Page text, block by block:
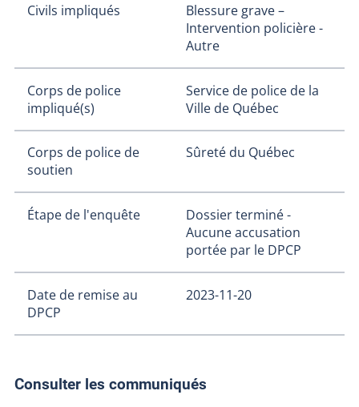
Civils impliqués
Blessure grave –
Intervention policière -
Autre
Corps de police
impliqué(s)
Service de police de la
Ville de Québec
Corps de police de
soutien
Sûreté du Québec
Étape de l'enquête
Dossier terminé -
Aucune accusation
portée par le DPCP
Date de remise au
DPCP
2023-11-20
Consulter les communiqués